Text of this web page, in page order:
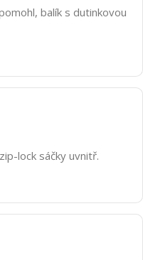
balík s dutinkovou
lock sáčky uvnitř.